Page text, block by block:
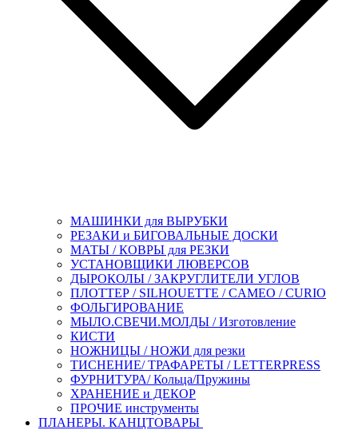
МАШИНКИ для ВЫРУБКИ
РЕЗАКИ и БИГОВАЛЬНЫЕ ДОСКИ
МАТЫ / КОВРЫ для РЕЗКИ
УСТАНОВЩИКИ ЛЮВЕРСОВ
ДЫРОКОЛЫ / ЗАКРУГЛИТЕЛИ УГЛОВ
ПЛОТТЕР / SILHOUETTE / CAMEO / CURIO
ФОЛЬГИРОВАНИЕ
МЫЛО.СВЕЧИ.МОЛДЫ / Изготовление
КИСТИ
НОЖНИЦЫ / НОЖИ для резки
ТИСНЕНИЕ/ ТРАФАРЕТЫ / LETTERPRESS
ФУРНИТУРА/ Кольца/Пружины
ХРАНЕНИЕ и ДЕКОР
ПРОЧИЕ инструменты
ПЛАНЕРЫ. КАНЦТОВАРЫ